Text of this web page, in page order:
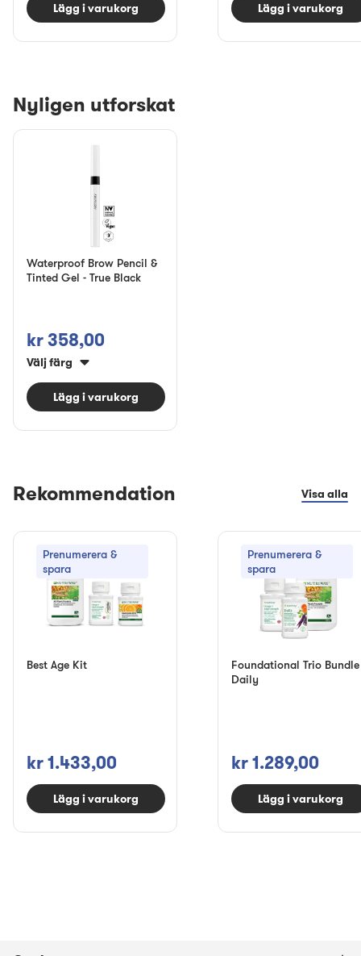
Lägg i varukorg Lägg i varukorg
Nyligen utforskat
Waterproof Brow Pencil &
Tinted Gel - True Black
kr 358,00
Välj färg
Lägg i varukorg
Rekommendation Visa alla
Prenumerera &
spara
Best Age Kit
kr 1.433,00
Lägg i varukorg
Prenumerera &
spara
Foundational Trio Bundle
Daily
kr 1.289,00
Lägg i varukorg